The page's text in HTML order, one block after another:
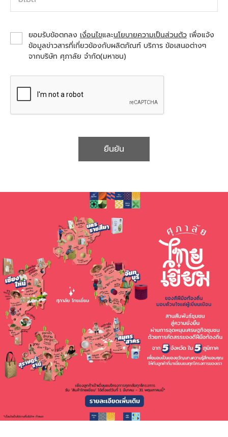
ยอมรับข้อตกลง เงื่อนไขและนโยบายความเป็นส่วนตัว เพื่อแจ้ง
ข้อมูลข่าวสารที่เกี่ยวข้องกับผลิตภัณฑ์ บริการ ข้อเสนอต่างๆ
จากบริษัท ศุภาลัย จำกัด(มหาชน)
ยืนยัน